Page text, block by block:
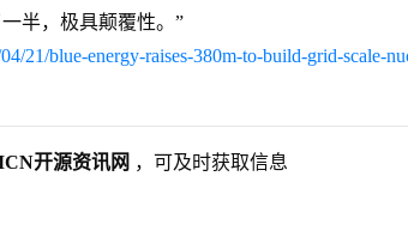
半，极具颠覆性。”
21/blue-energy-raises-380m-to-build-grid-scale-
开源资讯网 ，可及时获取信息